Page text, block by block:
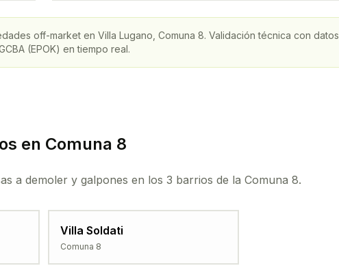
off-market en Villa Lugano , Comuna 8. Validación técnica con datos
(EPOK) en tiempo real.
en Comuna 8
a demoler y galpones en los 3 barrios de la Comuna 8.
Villa Soldati
Comuna 8